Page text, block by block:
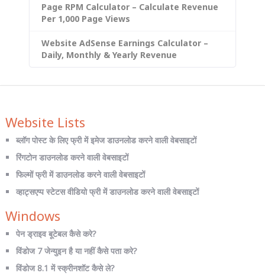
Page RPM Calculator – Calculate Revenue
Per 1,000 Page Views
Website AdSense Earnings Calculator –
Daily, Monthly & Yearly Revenue
Website Lists
ब्लॉग पोस्ट के लिए फ्री में इमेज डाउनलोड करने वाली वेबसाइटों
रिंगटोन डाउनलोड करने वाली वेबसाइटों
फिल्मों फ्री में डाउनलोड करने वाली वेबसाइटों
व्हाट्सएप्प स्टेटस वीडियो फ्री में डाउनलोड करने वाली वेबसाइटों
Windows
पेन ड्राइव बूटेबल कैसे करे?
विंडोज 7 जेन्युइन है या नहीं कैसे पता करे?
विंडोज 8.1 में स्क्रीनशॉट कैसे ले?